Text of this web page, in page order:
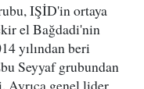
IŞİD'in ortaya
el Bağdadi'nin
yılından beri
Seyyaf grubundan
Ayrıca genel lider